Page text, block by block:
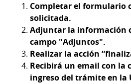
Completar el formulario
solicitada.
Adjuntar la información
campo "Adjuntos".
Realizar la acción
Recibirá un email con la
ingreso del trámite en la